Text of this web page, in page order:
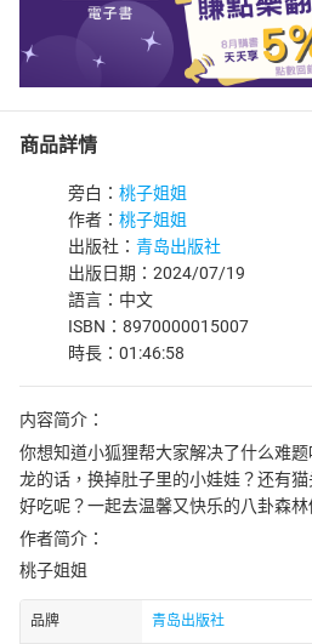
商品詳情
旁白： 桃子姐姐
作者： 桃子姐姐
出版社： 青岛出版社
出版日期：2024/07/19
語言：中文
ISBN：8970000015007
時長：01:46:58
内容简介：
你想知道小狐狸帮大家解决了什么难
龙的话，换掉肚子里的小娃娃？还有
好吃呢？一起去温馨又快乐的八卦森林
作者简介：
桃子姐姐
品牌 青岛出版社